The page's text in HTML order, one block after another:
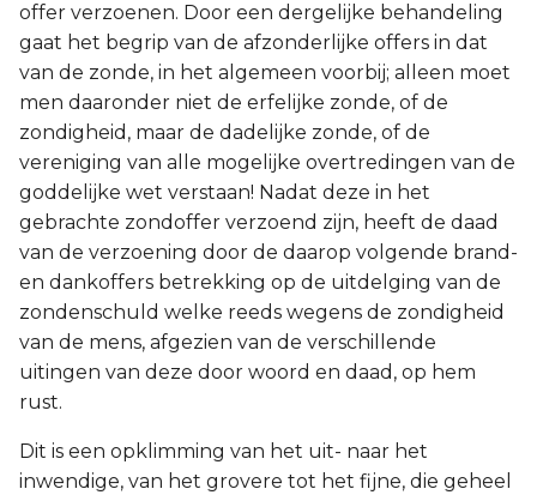
offer verzoenen. Door een dergelijke behandeling
gaat het begrip van de afzonderlijke offers in dat
van de zonde, in het algemeen voorbij; alleen moet
men daaronder niet de erfelijke zonde, of de
zondigheid, maar de dadelijke zonde, of de
vereniging van alle mogelijke overtredingen van de
goddelijke wet verstaan! Nadat deze in het
gebrachte zondoffer verzoend zijn, heeft de daad
van de verzoening door de daarop volgende brand-
en dankoffers betrekking op de uitdelging van de
zondenschuld welke reeds wegens de zondigheid
van de mens, afgezien van de verschillende
uitingen van deze door woord en daad, op hem
rust.
Dit is een opklimming van het uit- naar het
inwendige, van het grovere tot het fijne, die geheel